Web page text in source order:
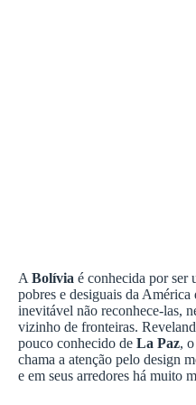
A Bolívia é conhecida por ser
pobres e desiguais da
inevitável não reconhece-las,
vizinho de fronteiras.
pouco conhecido de La Paz, o
chama a atenção pelo design
e em seus arredores há muito